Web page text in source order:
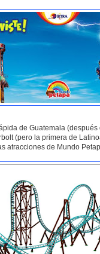
de Guatemala
(pero la primera de
atracciones de Mundo